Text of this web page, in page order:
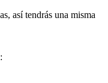
así tendrás una misma